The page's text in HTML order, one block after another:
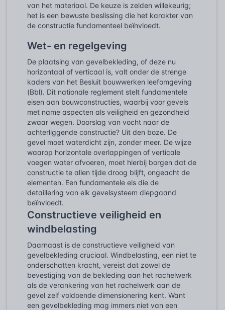
van het materiaal. De keuze is zelden willekeurig;
het is een bewuste beslissing die het karakter van
de constructie fundamenteel beïnvloedt.
Wet- en regelgeving
De plaatsing van gevelbekleding, of deze nu
horizontaal of verticaal is, valt onder de strenge
kaders van het Besluit bouwwerken leefomgeving
(Bbl). Dit nationale reglement stelt fundamentele
eisen aan bouwconstructies, waarbij voor gevels
met name aspecten als veiligheid en gezondheid
zwaar wegen. Doorslag van vocht naar de
achterliggende constructie? Uit den boze. De
gevel moet waterdicht zijn, zonder meer. De wijze
waarop horizontale overlappingen of verticale
voegen water afvoeren, moet hierbij borgen dat de
constructie te allen tijde droog blijft, ongeacht de
elementen. Een fundamentele eis die de
detaillering van elk gevelsysteem diepgaand
beïnvloedt.
Constructieve veiligheid en
windbelasting
Daarnaast is de constructieve veiligheid van
gevelbekleding cruciaal. Windbelasting, een niet te
onderschatten kracht, vereist dat zowel de
bevestiging van de bekleding aan het rachelwerk
als de verankering van het rachelwerk aan de
gevel zelf voldoende dimensionering kent. Want
een gevelbekleding mag immers niet van een